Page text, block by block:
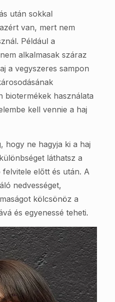
után sokkal
van, mert nem
Például a
alkalmasak száraz
a vegyszeres sampon
biotermékek használata
kell vennie a haj
hogy ne hagyja ki a haj
láthatsz a
előtt és után. A
nedvességet,
kölcsönöz a
és egyenessé teheti.